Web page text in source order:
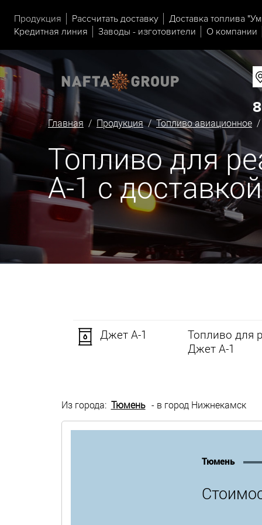
Продукция Рассчитать доставку Доставка топлива
Кредитная линия
Заводы - изготовители О компании
Главная / Продукция/Топливо авиационное /
Топливо для
А-1 с
Джет А-1
Топливо для
Джет А-1
Из города: Тюмень - в город Нижнекамск
Тюмень